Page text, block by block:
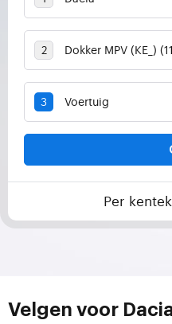
Per
Velgen voor